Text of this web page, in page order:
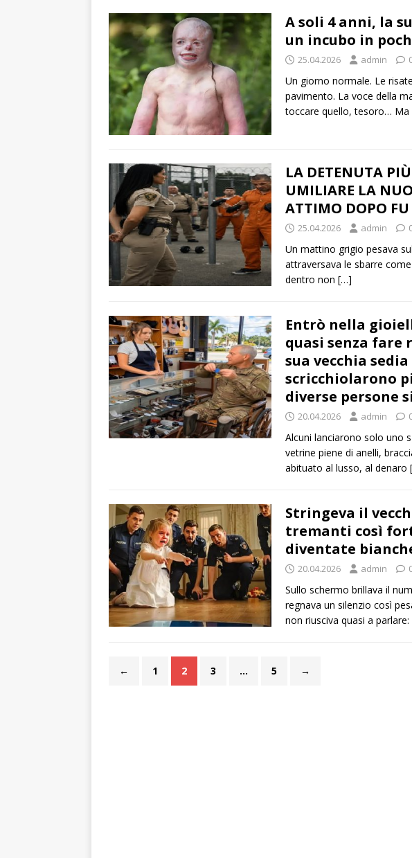
A soli 4 anni, la
un incubo in
25.04.2026 admin
Un giorno normale. Le
pavimento. La voce della
toccare quello, tesoro… Ma
LA DETENUTA
UMILIARE LA
ATTIMO DOPO
25.04.2026 admin
Un mattino grigio pesava
attraversava le sbarre
dentro non […]
Entrò nella
quasi senza fare
sua vecchia
scricchiolarono
diverse persone
20.04.2026 admin
Alcuni lanciarono solo uno
vetrine piene di anelli,
abituato al lusso, al denaro
Stringeva il
tremanti così
diventate
20.04.2026 admin
Sullo schermo brillava il
regnava un silenzio così
non riusciva quasi a parlare:
← 1 2 3 … 5 →